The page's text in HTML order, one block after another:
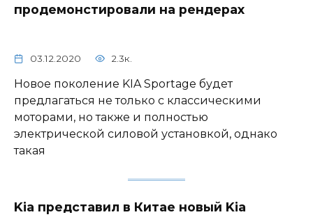
продемонстировали на рендерах
03.12.2020 2.3к.
Новое поколение KIA Sportage будет
предлагаться не только с классическими
моторами, но также и полностью
электрической силовой установкой, однако
такая
Kia представил в Китае новый Kia